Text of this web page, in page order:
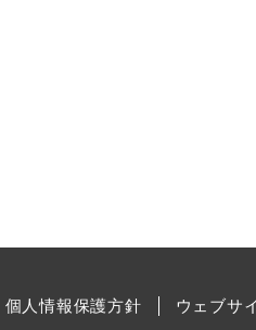
個人情報保護方針 ウェブサ